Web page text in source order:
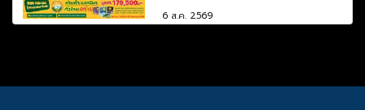
6 ส.ค. 2569